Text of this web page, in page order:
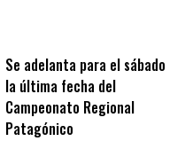
Se adelanta para el sábado
la última fecha del
Campeonato Regional
Patagónico